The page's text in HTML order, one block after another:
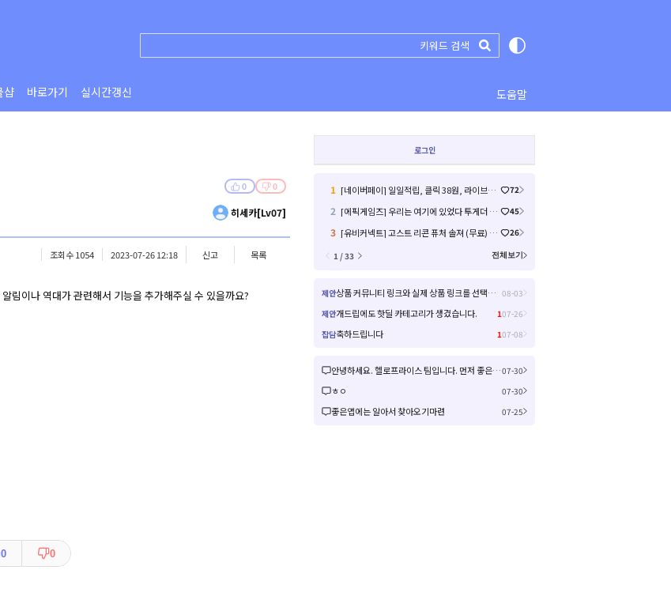
샵 바로가기 실시간갱신 도움말
0 0
히세카[Lv07]
조회수 1054 2023-07-26 12:18 신고 목록
림이나 역대가 관련해서 기능을 추가해주실 수 있을까요?
0 0
로그인
1 [네이버페이] 일일적립, 클릭 38원, 라이브예고 2원 (12) 72
2 [에픽게임즈] 우리는 여기에 있었다 투게더 (무료) (3) 45
3 [유비커넥트] 고스트 리콘 퓨처 솔져 (무료) (19)
26
1 / 33
전체보기
제안 상품 커뮤니티 링크와 실제 상품 링크를 선택해서 들어갈 수 있으면 좋을거 같아요! 08-03
제안개드립에도 핫딜 카테고리가 생겼습니다. 107-26
잡담축하드립니다 107-08
안녕하세요. 헬로프라이스 팀입니다. 먼저 좋은 제안을 주셔서 감사합니다! 신규 커뮤니티 연동은 작업이 크게 예상되어 검토 후 진행여부, 진행 시 추가 일정을 공유드리겠습니다! 감사합니다.07-30
ㅎㅇ 07-30
좋은앱에는 알아서 찾아오기마련 07-25